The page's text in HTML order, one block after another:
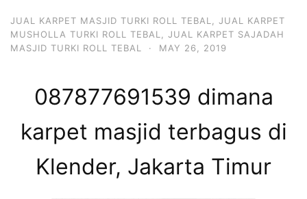
JUAL KARPET MASJID TURKI ROLL TEBAL
JUAL KARPET
MUSHOLLA TURKI ROLL TEBAL
JUAL KARPET SAJADAH
MASJID TURKI ROLL TEBAL
· MAY 26, 2019
087877691539 dimana
karpet masjid terbagus di
Klender, Jakarta Timur